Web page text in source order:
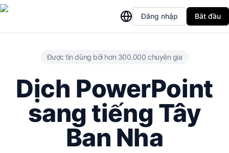
Đăng nhập Bắt đầu
Được tin dùng bởi hơn 300.000 chuyên gia
Dịch PowerPoint
sang tiếng Tây
Ban Nha